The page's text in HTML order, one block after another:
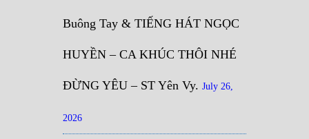
Buông Tay & TIẾNG HÁT NGỌC
HUYỀN – CA KHÚC THÔI NHÉ
ĐỪNG YÊU – ST Yên Vy. July 26,
2026